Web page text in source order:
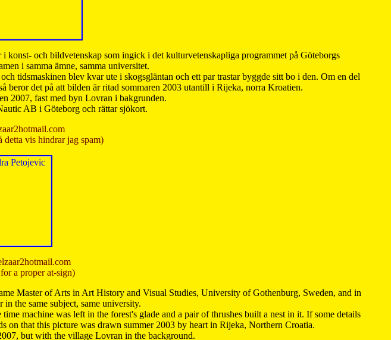
och bildvetenskap som ingick i det kulturvetenskapliga programmet på Göteborgs
i samma ämne, samma universitet.
tidsmaskinen blev kvar ute i skogsgläntan och ett par trastar byggde sitt bo i den. Om en del
det på att bilden är ritad sommaren 2003 utantill i Rijeka, norra Kroatien.
2007, fast med byn Lovran i bakgrunden.
AB i Göteborg och rättar sjökort.
detta vis hindrar jag spam)
a proper at-sign)
Master of Arts in Art History and Visual Studies, University of Gothenburg, Sweden, and in
the same subject, same university.
machine was left in the forest's glade and a pair of thrushes built a nest in it. If some details
that this picture was drawn summer 2003 by heart in Rijeka, Northern Croatia.
but with the village Lovran in the background.